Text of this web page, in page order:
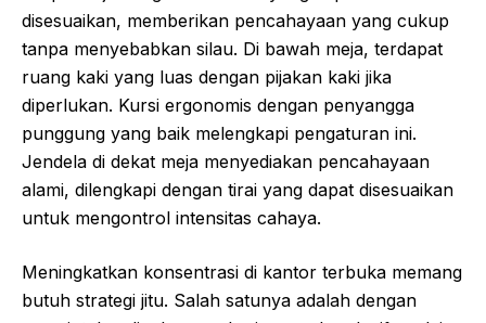
disesuaikan, memberikan pencahayaan yang cukup
tanpa menyebabkan silau. Di bawah meja, terdapat
ruang kaki yang luas dengan pijakan kaki jika
diperlukan. Kursi ergonomis dengan penyangga
punggung yang baik melengkapi pengaturan ini.
Jendela di dekat meja menyediakan pencahayaan
alami, dilengkapi dengan tirai yang dapat disesuaikan
untuk mengontrol intensitas cahaya.
Meningkatkan konsentrasi di kantor terbuka memang
butuh strategi jitu. Salah satunya adalah dengan